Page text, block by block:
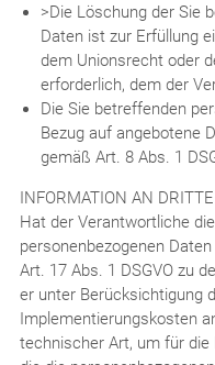
>Die Löschung der Sie
Daten ist zur Erfüllung
dem Unionsrecht oder
erforderlich, dem der
Die Sie betreffenden
Bezug auf angebotene
gemäß Art. 8 Abs. 1
INFORMATION AN DRITTE
Hat der Verantwortliche
personenbezogenen
Art. 17 Abs. 1 DSGVO zu
er unter Berücksichtigung
Implementierungskosten
technischer Art, um für